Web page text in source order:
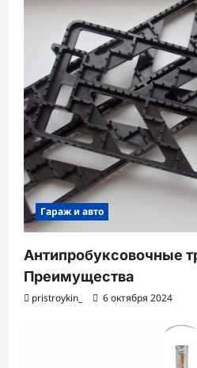
Гараж и авто
Антипробуксовочные
Преимущества
pristroykin_ 6 октября 2024